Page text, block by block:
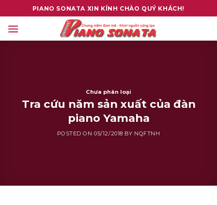
to
content
PIANO SONATA XIN KÍNH CHÀO QUÝ KHÁCH!
Chưa phân loại
Tra cứu năm sản xuất của đàn
piano Yamaha
POSTED ON05/12/2018 BY NQFTNH